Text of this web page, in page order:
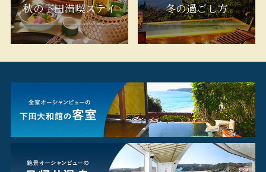
秋の下田満喫ステイ 冬の過ごし方